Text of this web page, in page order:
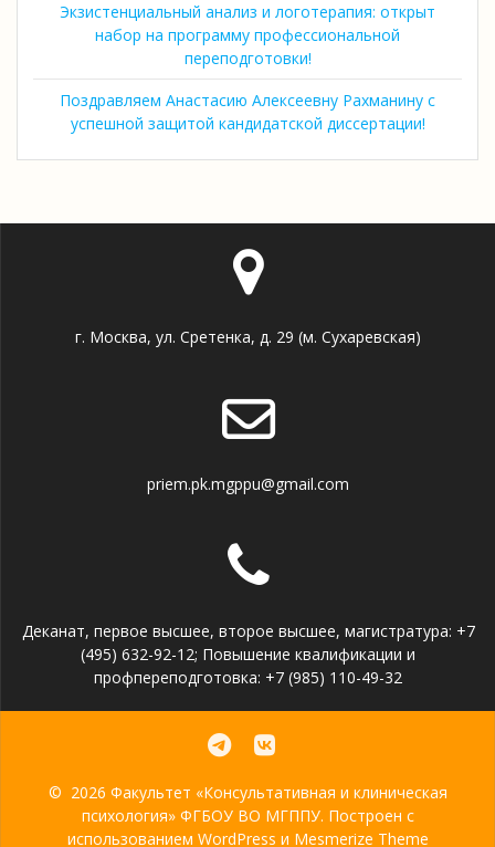
Экзистенциальный анализ и логотерапия: открыт
набор на программу профессиональной
переподготовки!
Поздравляем Анастасию Алексеевну Рахманину с
успешной защитой кандидатской диссертации!
г. Москва, ул. Сретенка, д. 29 (м. Сухаревская)
priem.pk.mgppu@gmail.com
Деканат, первое высшее, второе высшее, магистратура: +7
(495) 632-92-12; Повышение квалификации и
профпереподготовка: +7 (985) 110-49-32
© 2026 Факультет «Консультативная и клиническая
психология» ФГБОУ ВО МГППУ. Построен с
использованием WordPress и Mesmerize Theme